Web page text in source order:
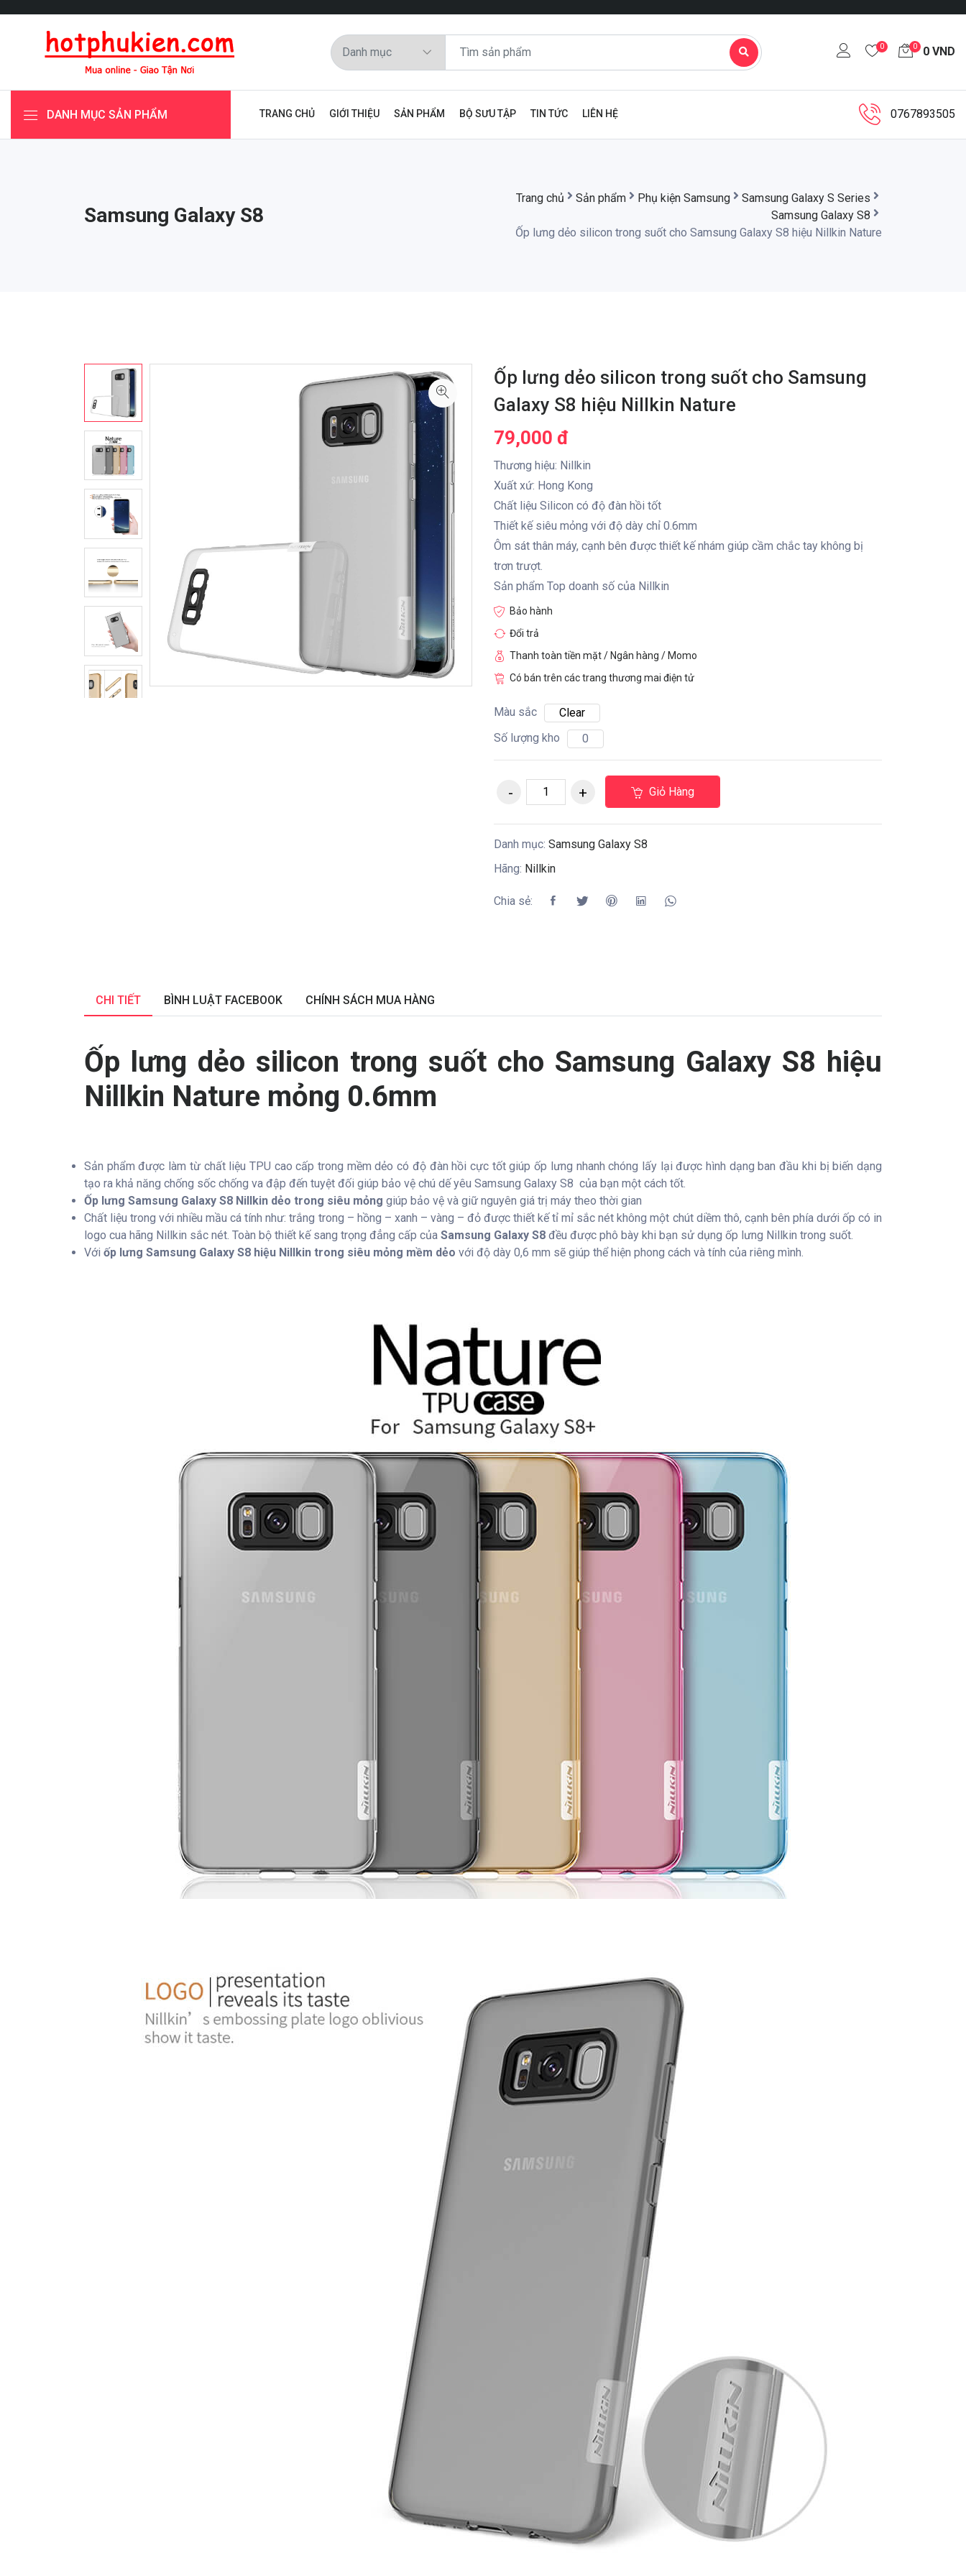
0 0 0 VND
DANH MỤC SẢN PHẨM TRANG CHỦ GIỚI THIỆU SẢN PHẨM BỘ SƯU TẬP TIN TỨC LIÊN HỆ 0767893505
Samsung Galaxy S8
Trang chủ Sản phẩm Phụ kiện Samsung
Samsung Galaxy S Series
Samsung Galaxy S8
Ốp lưng dẻo silicon trong suốt cho Samsung Galaxy S8 hiệu Nillkin Nature
Ốp lưng dẻo silicon trong suốt cho Samsung
Galaxy S8 hiệu Nillkin Nature
79,000 đ
Thương hiệu: Nillkin
Xuất xứ: Hong Kong
Chất liệu Silicon có độ đàn hồi tốt
Thiết kế siêu mỏng với độ dày chỉ 0.6mm
Ôm sát thân máy, cạnh bên được thiết kế nhám giúp cầm chắc tay không bị
trơn trượt.
Sản phẩm Top doanh số của Nillkin
Bảo hành
Đổi trả
Thanh toàn tiền mặt / Ngân hàng / Momo
Có bán trên các trang thương mai điện tử
Màu sắc
Clear
Số lượng kho
0
Giỏ Hàng
Danh mục: Samsung Galaxy S8
Hãng: Nillkin
Chia sẻ:
CHI TIẾT BÌNH LUẬT FACEBOOK CHÍNH SÁCH MUA HÀNG
Ốp lưng dẻo silicon trong suốt cho Samsung Galaxy S8 hiệu
Nillkin Nature mỏng 0.6mm
Sản phẩm được làm từ chất liệu TPU cao cấp trong mềm dẻo có độ đàn hồi cực tốt giúp ốp lưng nhanh chóng lấy lại được hình dạng ban đầu khi bị biến dạng
tạo ra khả năng chống sốc chống va đập đến tuyệt đối giúp bảo vệ chú dế yêu Samsung Galaxy S8 của bạn một cách tốt.
Ốp lưng Samsung Galaxy S8 Nillkin dẻo trong siêu mỏng giúp bảo vệ và giữ nguyên giá trị máy theo thời gian
Chất liệu trong với nhiều mầu cá tính như: trắng trong – hồng – xanh – vàng – đỏ được thiết kế tỉ mỉ sắc nét không một chút diềm thô, cạnh bên phía dưới ốp có in
logo cua hãng Nillkin sắc nét. Toàn bộ thiết kế sang trọng đẳng cấp của Samsung Galaxy S8 đều được phô bày khi bạn sử dụng ốp lưng Nillkin trong suốt.
Với ốp lưng Samsung Galaxy S8 hiệu Nillkin trong siêu mỏng mềm dẻo với độ dày 0,6 mm sẽ giúp thể hiện phong cách và tính của riêng mình.